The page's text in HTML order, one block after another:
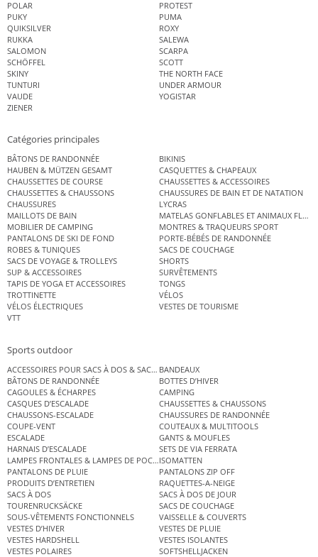
POLAR
PROTEST
PUKY
PUMA
QUIKSILVER
ROXY
RUKKA
SALEWA
SALOMON
SCARPA
SCHÖFFEL
SCOTT
SKINY
THE NORTH FACE
TUNTURI
UNDER ARMOUR
VAUDE
YOGISTAR
ZIENER
Catégories principales
BÂTONS DE RANDONNÉE
BIKINIS
HAUBEN & MÜTZEN GESAMT
CASQUETTES & CHAPEAUX
CHAUSSETTES DE COURSE
CHAUSSETTES & ACCESSOIRES
CHAUSSETTES & CHAUSSONS
CHAUSSURES DE BAIN ET DE NATATION
CHAUSSURES
LYCRAS
MAILLOTS DE BAIN
MATELAS GONFLABLES ET ANIMAUX
MOBILIER DE CAMPING
MONTRES & TRAQUEURS SPORT
PANTALONS DE SKI DE FOND
PORTE-BÉBÉS DE RANDONNÉE
ROBES & TUNIQUES
SACS DE COUCHAGE
SACS DE VOYAGE & TROLLEYS
SHORTS
SUP & ACCESSOIRES
SURVÊTEMENTS
TAPIS DE YOGA ET ACCESSOIRES
TONGS
TROTTINETTE
VÉLOS
VÉLOS ÉLECTRIQUES
VESTES DE TOURISME
VTT
Sports outdoor
ACCESSOIRES POUR SACS À DOS & SACS ÉTANCHES
BANDEAUX
BÂTONS DE RANDONNÉE
BOTTES D’HIVER
CAGOULES & ÉCHARPES
CAMPING
CASQUES D’ESCALADE
CHAUSSETTES & CHAUSSONS
CHAUSSONS-ESCALADE
CHAUSSURES DE RANDONNÉE
COUPE-VENT
COUTEAUX & MULTITOOLS
ESCALADE
GANTS & MOUFLES
HARNAIS D’ESCALADE
SETS DE VIA FERRATA
LAMPES FRONTALES & LAMPES DE POCHEISOMATTEN
PANTALONS DE PLUIE
PANTALONS ZIP OFF
PRODUITS D’ENTRETIEN
RAQUETTES-A-NEIGE
SACS À DOS
SACS À DOS DE JOUR
TOURENRUCKSÄCKE
SACS DE COUCHAGE
SOUS-VÊTEMENTS FONCTIONNELS
VAISSELLE & COUVERTS
VESTES D’HIVER
VESTES DE PLUIE
VESTES HARDSHELL
VESTES ISOLANTES
VESTES POLAIRES
SOFTSHELLJACKEN